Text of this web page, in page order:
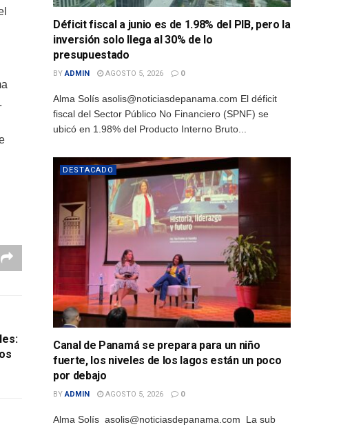
Déficit fiscal a junio es de 1.98% del PIB, pero la
inversión solo llega al 30% de lo
presupuestado
BY ADMIN AGOSTO 5, 2026 0
Alma Solís asolis@noticiasdepanama.com El déficit
fiscal del Sector Público No Financiero (SPNF) se
ubicó en 1.98% del Producto Interno Bruto...
DESTACADO
Canal de Panamá se prepara para un niño
fuerte, los niveles de los lagos están un poco
por debajo
BY ADMIN AGOSTO 5, 2026 0
Alma Solís asolis@noticiasdepanama.com La sub